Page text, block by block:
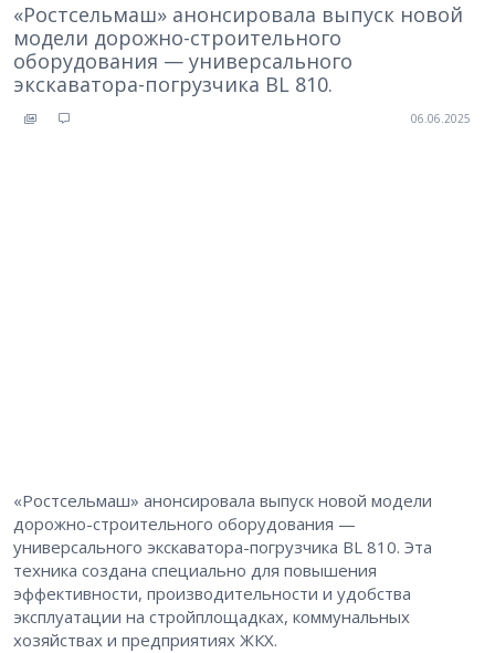
«Ростсельмаш» анонсировала выпуск новой
модели дорожно-строительного
оборудования — универсального
экскаватора-погрузчика BL 810.
06.06.2025
«Ростсельмаш» анонсировала выпуск новой модели
дорожно-строительного оборудования —
универсального экскаватора-погрузчика BL 810. Эта
техника создана специально для повышения
эффективности, производительности и удобства
эксплуатации на стройплощадках, коммунальных
хозяйствах и предприятиях ЖКХ.